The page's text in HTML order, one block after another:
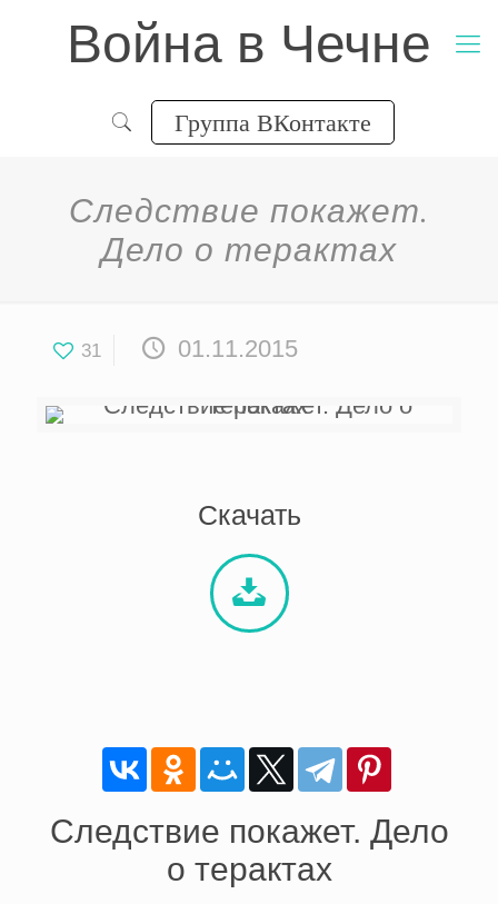
Война в Чечне
Группа ВКонтакте
Следствие покажет.
Дело о терактах
31 01.11.2015
Скачать
Следствие покажет. Дело
о терактах